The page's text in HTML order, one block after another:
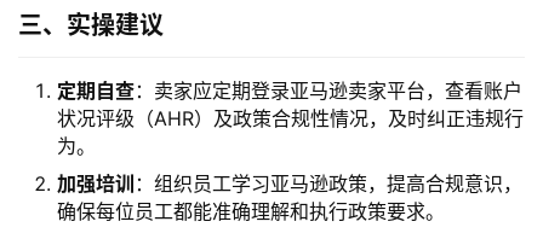
三、实操建议
定期自查：卖家应定期登录亚马逊卖家平台，查看账户
状况评级（AHR）及政策合规性情况，及时纠正违规行
为。
加强培训 ：组织员工学习亚马逊政策，提高合规意识，
确保每位员工都能准确理解和执行政策要求。